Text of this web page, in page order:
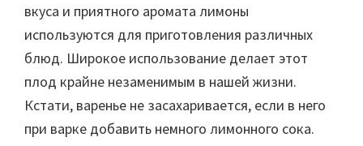
вкуса и приятного аромата лимоны
используются для приготовления различных
блюд. Широкое использование делает этот
плод крайне незаменимым в нашей жизни.
Кстати, варенье не засахаривается, если в него
при варке добавить немного лимонного сока.